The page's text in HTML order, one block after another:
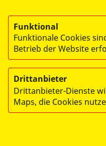
© 2026 ASB-
Impressum
Datenschutz
Funktional
Funktionale Cookies
Betrieb der Website
Drittanbieter
Drittanbieter-Dienste
Maps, die Cookies